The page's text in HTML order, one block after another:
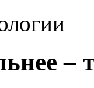
–